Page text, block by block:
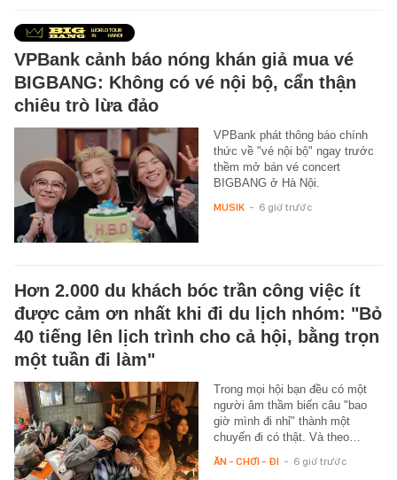
VPBank cảnh báo nóng khán giả mua vé
BIGBANG: Không có vé nội bộ, cẩn thận
chiêu trò lừa đảo
VPBank phát thông báo chính
thức về "vé nội bộ" ngay trước
thềm mở bán vé concert
BIGBANG ở Hà Nội.
MUSIK - 6 giờ trước
Hơn 2.000 du khách bóc trần công việc ít
được cảm ơn nhất khi đi du lịch nhóm: "Bỏ
40 tiếng lên lịch trình cho cả hội, bằng trọn
một tuần đi làm"
Trong mọi hội bạn đều có một
người âm thầm biến câu "bao
giờ mình đi nhỉ" thành một
chuyến đi có thật. Và theo…
ĂN - CHƠI - ĐI - 6 giờ trước